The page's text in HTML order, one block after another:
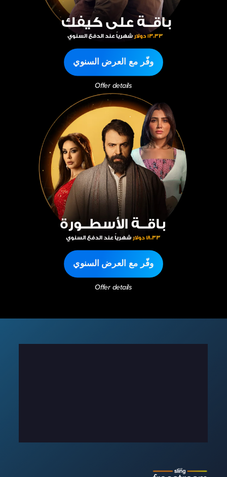
وفّر مع العرض السنوي
Offer details
وفّر مع العرض السنوي
Offer details